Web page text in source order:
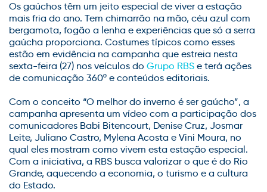
Os gaúchos têm um jeito especial de viver a estação
mais fria do ano. Tem chimarrão na mão, céu azul com
bergamota, fogão a lenha e experiências que só a serra
gaúcha proporciona. Costumes típicos como esses
estão em evidência na campanha que estreia nesta
sexta-feira (27) nos veículos do Grupo RBS e terá ações
de comunicação 360º e conteúdos editoriais.
Com o conceito “O melhor do inverno é ser gaúcho”, a
campanha apresenta um vídeo com a participação dos
comunicadores Babi Bitencourt, Denise Cruz, Josmar
Leite, Juliano Castro, Mylena Acosta e Vini Moura, no
qual eles mostram como vivem esta estação especial.
Com a iniciativa, a RBS busca valorizar o que é do Rio
Grande, aquecendo a economia, o turismo e a cultura
do Estado.